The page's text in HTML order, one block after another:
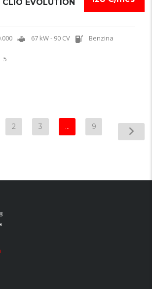
CLIO EVOLUTION
67 kW - 90 CV Benzina
5
2 3 … 9